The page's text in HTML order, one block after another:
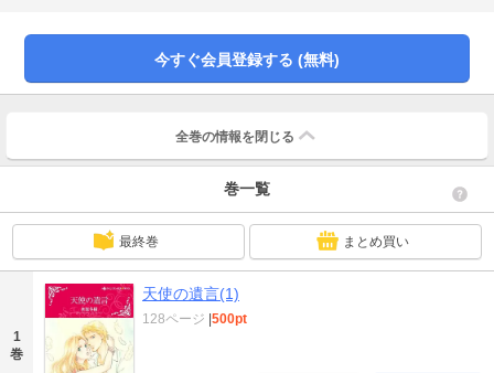
に屈辱を覚えたが、娘の手術費のために承諾し、ふたりは偽りの結婚生活を始
今すぐ会員登録する (無料)
全巻の情報を 閉じる
巻一覧
最終巻 まとめ買い
1
巻
天使の遺言(1)
128ページ 500pt